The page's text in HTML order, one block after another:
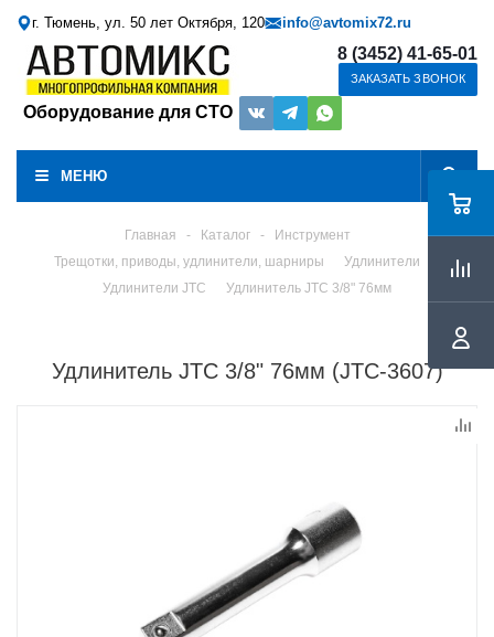
г. Тюмень, ул. 50 лет Октября, 120 info@avtomix72.ru
Оборудование для СТО
8 (3452) 41-65-01
ЗАКАЗАТЬ ЗВОНОК
МЕНЮ
Главная - Каталог -
Инструмент
Трещотки, приводы, удлинители, шарниры
Удлинители
Удлинители JTC
Удлинитель JTC 3/8" 76мм
Удлинитель JTC 3/8" 76мм (JTC-3607)